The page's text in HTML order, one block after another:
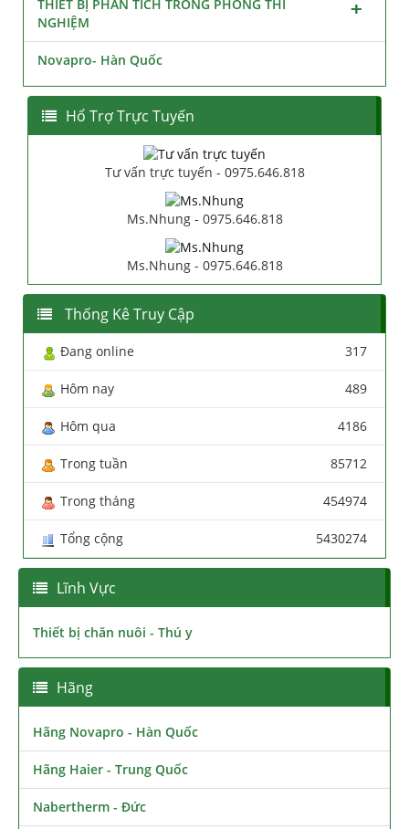
THIẾT BỊ PHÂN TÍCH TRONG PHÒNG THÍ
NGHIỆM
Novapro- Hàn Quốc
Hổ Trợ Trực Tuyến
Tư vấn trực tuyến - 0975.646.818
Ms.Nhung - 0975.646.818
Ms.Nhung - 0975.646.818
Thống Kê Truy Cập
Đang online 317
Hôm nay 489
Hôm qua 4186
Trong tuần 85712
Trong tháng 454974
Tổng cộng 5430274
Lĩnh Vực
Thiết bị chăn nuôi - Thú y
Hãng
Hãng Novapro - Hàn Quốc
Hãng Haier - Trung Quốc
Nabertherm - Đức